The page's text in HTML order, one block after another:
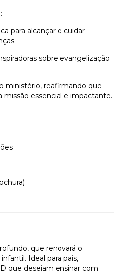
para alcançar e cuidar
sobre evangelização
ministério, reafirmando que
missão essencial e impactante.
que renovará o
Ideal para pais,
que desejam ensinar com